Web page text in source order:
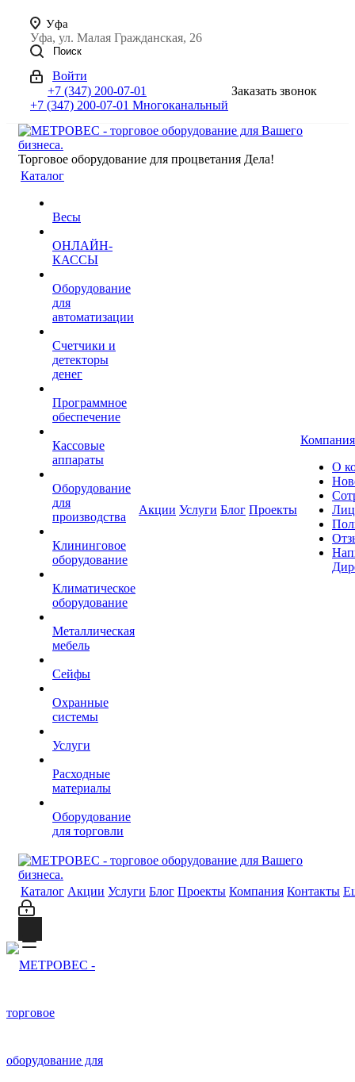
Уфа
Уфа, ул. Малая Гражданская, 26
Поиск
Войти
+7 (347) 200-07-01
+7 (347) 200-07-01 Многоканальный
Заказать звонок
Торговое оборудование для процветания Дела!
Каталог
Весы
ОНЛАЙН-
КАССЫ
Оборудование
для
автоматизации
Счетчики и
детекторы
денег
Программное
обеспечение
Кассовые
аппараты
Оборудование
для
производства
Клининговое
оборудование
Климатическое
оборудование
Металлическая
мебель
Сейфы
Охранные
системы
Услуги
Расходные
материалы
Оборудование
для торговли
Акции Услуги Блог Проекты
Компания
О
Каталог Акции Услуги Блог Проекты Компания Контакты